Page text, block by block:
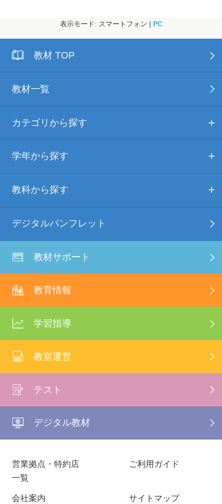
表示モード: スマートフォン | PC
教材 TOP
教材一覧
カテゴリから探す
学年から探す
教科から探す
デジタルパンフレット
教材サポート
教育情報
学習指導
教室運営
テスト
デジタル教材
営業拠点・特約店
一覧
ご利用ガイド
会社案内 サイトマップ